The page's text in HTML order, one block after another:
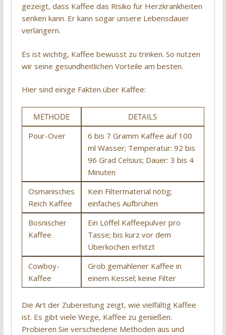
gezeigt, dass Kaffee das Risiko für Herzkrankheiten
senken kann. Er kann sogar unsere Lebensdauer
verlängern.
Es ist wichtig, Kaffee bewusst zu trinken. So nutzen
wir seine gesundheitlichen Vorteile am besten.
Hier sind einige Fakten über Kaffee:
METHODE
DETAILS
Pour-Over
6 bis 7 Gramm Kaffee auf 100
ml Wasser; Temperatur: 92 bis
96 Grad Celsius; Dauer: 3 bis 4
Minuten
Osmanisches
Reich Kaffee
Kein Filtermaterial nötig;
einfaches Aufbrühen
Bosnischer
Kaffee
Ein Löffel Kaffeepulver pro
Tasse; bis kurz vor dem
Überkochen erhitzt
Cowboy-
Kaffee
Grob gemahlener Kaffee in
einem Kessel; keine Filter
Die Art der Zubereitung zeigt, wie vielfältig Kaffee
ist. Es gibt viele Wege, Kaffee zu genießen.
Probieren Sie verschiedene Methoden aus und